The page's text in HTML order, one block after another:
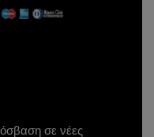
σε νέες